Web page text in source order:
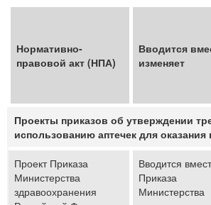
Нормативно-
правовой акт (НПА)
Вводится
изменяет
Проекты приказов об утверждении
использованию аптечек для
Проект Приказа
Министерства
здравоохранения
Вводится
Приказа
Министерства